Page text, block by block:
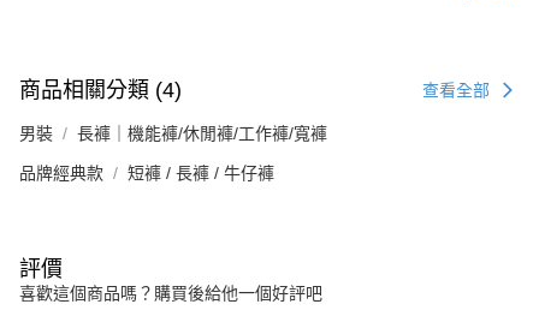
商品相關分類 (4) 查看全部
男裝 長褲｜機能褲/休閒褲/工作褲/寬褲
品牌經典款 短褲 / 長褲 / 牛仔褲
評價
喜歡這個商品嗎？購買後給他一個好評吧